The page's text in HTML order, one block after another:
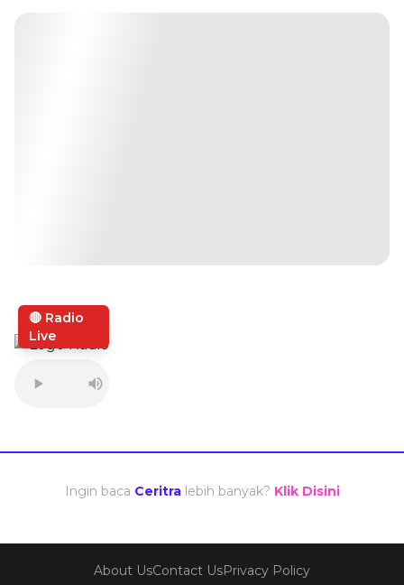
🔴 Radio
Live
Ingin baca Ceritra lebih banyak? Klik Disini
About UsContact UsPrivacy Policy